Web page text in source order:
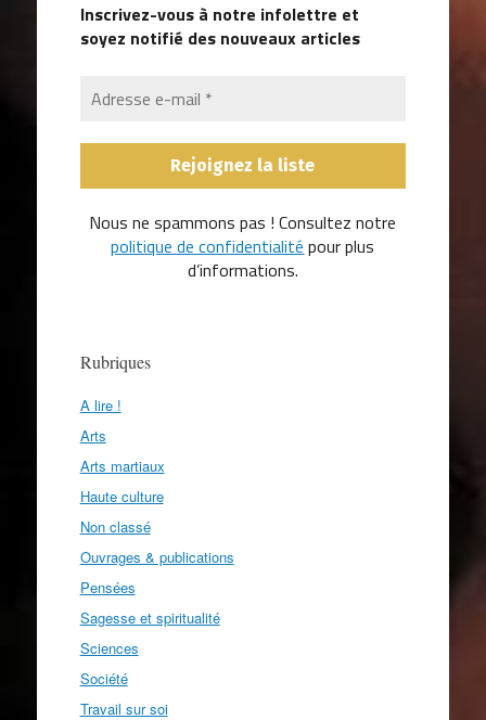
Inscrivez-vous à notre infolettre et
soyez notifié des nouveaux articles
Nous ne spammons pas ! Consultez notre
politique de confidentialité pour plus
d’informations.
Rubriques
A lire !
Arts
Arts martiaux
Haute culture
Non classé
Ouvrages & publications
Pensées
Sagesse et spiritualité
Sciences
Société
Travail sur soi